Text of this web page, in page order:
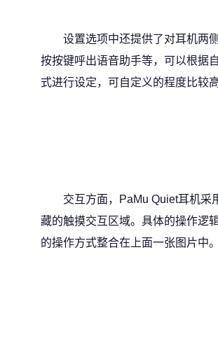
设置选项中还提供了对耳机两
按按键呼出语音助手等，可以根据
式进行设定，可自定义的程度比较高
交互方面，PaMu Quiet耳机采
藏的触摸交互区域。具体的操作逻
的操作方式整合在上面一张图片中。